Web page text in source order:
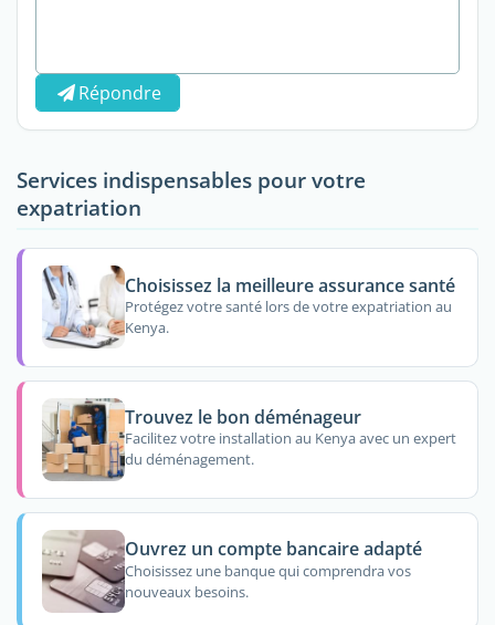
Répondre
Services indispensables pour votre
expatriation
Choisissez la meilleure assurance santé
Protégez votre santé lors de votre expatriation au
Kenya.
Trouvez le bon déménageur
Facilitez votre installation au Kenya avec un expert
du déménagement.
Ouvrez un compte bancaire adapté
Choisissez une banque qui comprendra vos
nouveaux besoins.